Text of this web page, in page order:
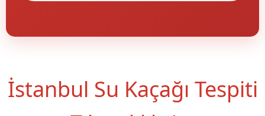
İstanbul Su Kaçağı Tespiti